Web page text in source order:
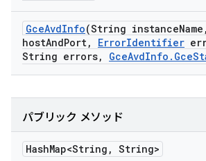
GceAvdInfo(String instanceName ,
hostAndPort, ErrorIdentifier
String errors, GceAvdInfo . Gce
パブリック メソッド
HashMap<String , String>